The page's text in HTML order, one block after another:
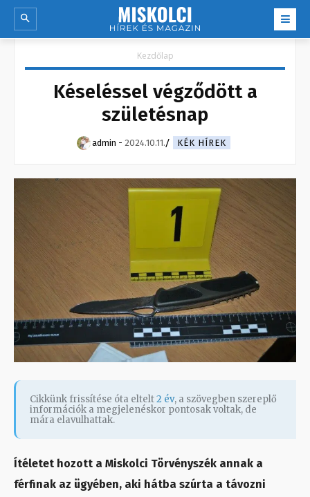
Kezdőlap
Késeléssel végződött a
születésnap
admin - 2024.10.11. KÉK HÍREK
Cikkünk frissítése óta eltelt2 év, a szövegben szereplő
információk a megjelenéskor pontosak voltak, de
mára elavulhattak.
Ítéletet hozott a Miskolci Törvényszék annak a
férfinak az ügyében, aki hátba szúrta a távozni